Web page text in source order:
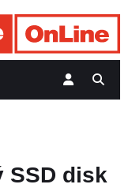
SSD disk